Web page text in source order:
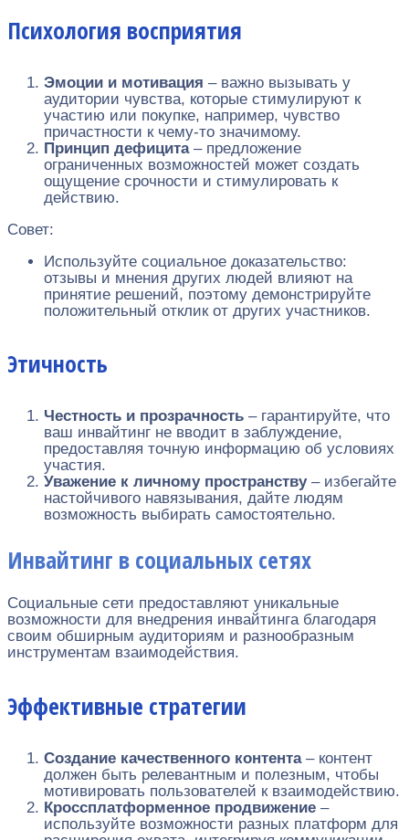
Психология восприятия
Эмоции и мотивация – важно вызывать у
аудитории чувства, которые стимулируют к
участию или покупке, например, чувство
причастности к чему-то значимому.
Принцип дефицита– предложение
ограниченных возможностей может создать
ощущение срочности и стимулировать к
действию.
Совет:
Используйте социальное доказательство:
отзывы и мнения других людей влияют на
принятие решений, поэтому демонстрируйте
положительный отклик от других участников.
Этичность
Честность и прозрачность – гарантируйте, что
ваш инвайтинг не вводит в заблуждение,
предоставляя точную информацию об условиях
участия.
Уважение к личному пространству– избегайте
настойчивого навязывания, дайте людям
возможность выбирать самостоятельно.
Инвайтинг в социальных сетях
Социальные сети предоставляют уникальные
возможности для внедрения инвайтинга благодаря
своим обширным аудиториям и разнообразным
инструментам взаимодействия.
Эффективные стратегии
Создание качественного контента– контент
должен быть релевантным и полезным, чтобы
мотивировать пользователей к взаимодействию.
Кроссплатформенное продвижение –
используйте возможности разных платформ для